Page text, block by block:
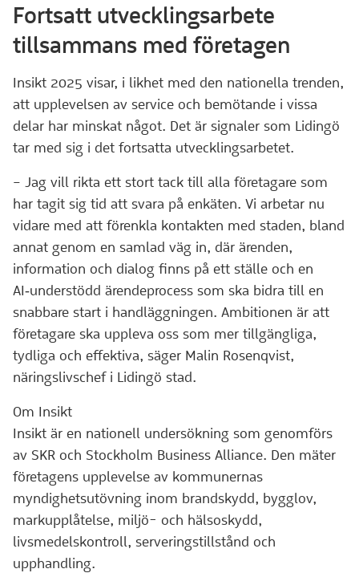
Fortsatt utvecklingsarbete
tillsammans med företagen
Insikt 2025 visar, i likhet med den nationella trenden,
att upplevelsen av service och bemötande i vissa
delar har minskat något. Det är signaler som Lidingö
tar med sig i det fortsatta utvecklingsarbetet.
– Jag vill rikta ett stort tack till alla företagare som
har tagit sig tid att svara på enkäten. Vi arbetar nu
vidare med att förenkla kontakten med staden, bland
annat genom en samlad väg in, där ärenden,
information och dialog finns på ett ställe och en
AI‑understödd ärendeprocess som ska bidra till en
snabbare start i handläggningen. Ambitionen är att
företagare ska uppleva oss som mer tillgängliga,
tydliga och effektiva, säger Malin Rosenqvist,
näringslivschef i Lidingö stad.
Om Insikt
Insikt är en nationell undersökning som genomförs
av SKR och Stockholm Business Alliance. Den mäter
företagens upplevelse av kommunernas
myndighetsutövning inom brandskydd, bygglov,
markupplåtelse, miljö- och hälsoskydd,
livsmedelskontroll, serveringstillstånd och
upphandling.